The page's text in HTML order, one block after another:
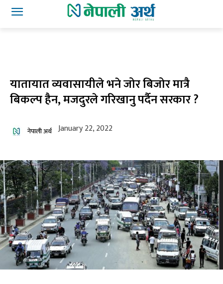
यातायात व्यवासायीले भने जोर बिजोर मात्रै
बिकल्प हैन, मजदुरले गरिखानु पर्दैन सरकार ?
नेपाली अर्थ January 22, 2022